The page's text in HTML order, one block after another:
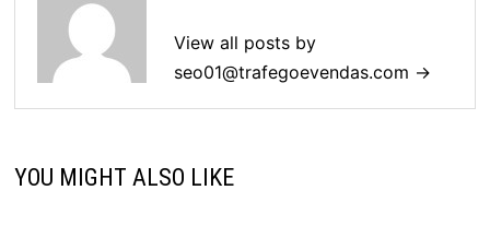
View all posts by
seo01@trafegoevendas.com →
YOU MIGHT ALSO LIKE